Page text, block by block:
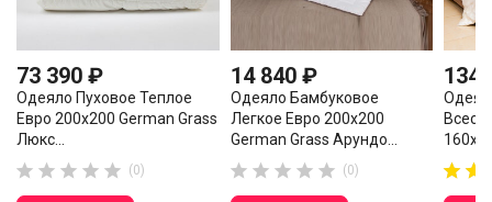
73 390 ₽
Одеяло Пуховое Теплое
Евро 200х200 German Grass
Люкс...
     (0)
14 840 ₽
Одеяло Бамбуковое
Легкое Евро 200х200
German Grass Арундо...
     (0)
134

